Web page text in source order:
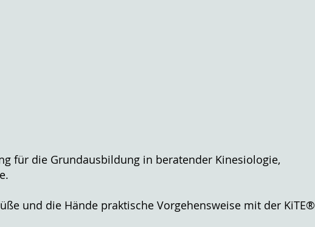
für die Grundausbildung in beratender Kinesiologie,
und die Hände praktische Vorgehensweise mit der KiTE®